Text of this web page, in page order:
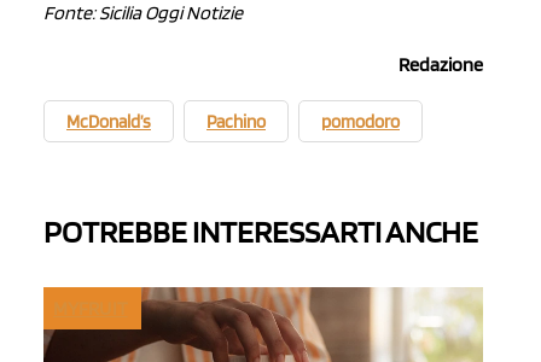
Fonte: Sicilia Oggi Notizie
Redazione
McDonald’s Pachino pomodoro
POTREBBE INTERESSARTI ANCHE